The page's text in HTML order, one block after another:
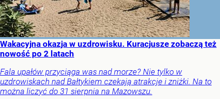
Wakacyjna okazja w uzdrowisku. Kuracjusze zobaczą też
nowość po 2 latach
Fala upałów przyciąga was nad morze? Nie tylko w
uzdrowiskach nad Bałtykiem czekają atrakcje i zniżki. Na to
można liczyć do 31 sierpnia na Mazowszu.